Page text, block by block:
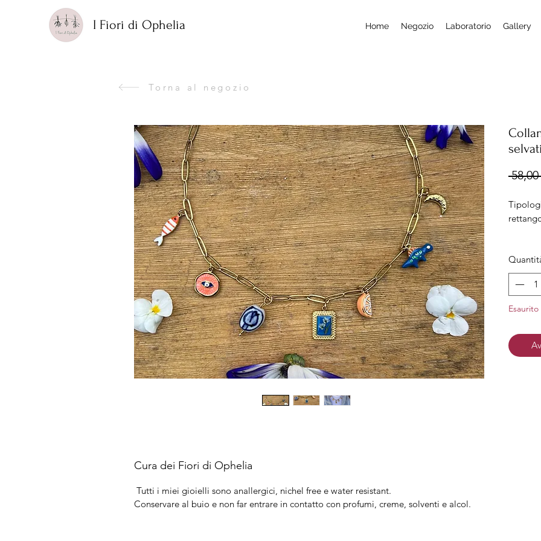
I Fiori di Ophelia Home Negozio Laboratorio Gallery
Torna al negozio
58,00
Esaurito
Cura dei Fiori di Ophelia
Tutti i miei gioielli sono anallergici, nichel free e water resistant.
Conservare al buio e non far entrare in contatto con profumi, creme, solventi e alcol.